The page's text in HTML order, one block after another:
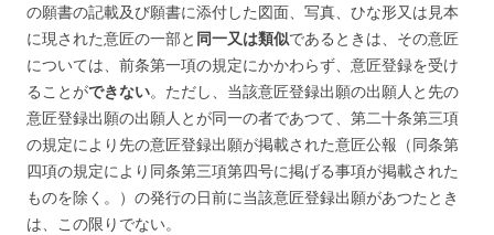
の願書の記載及び願書に添付した図面、写真、ひな形又は見本
に現された意匠の一部と 同一又は類似であるときは、その意匠
については、前条第一項の規定にかかわらず、意匠登録を受け
ることができない。 ただし、当該意匠登録出願の出願人と先の
意匠登録出願の出願人とが同一の者であつて、第二十条第三項
の規定により先の意匠登録出願が掲載された意匠公報（同条第
四項の規定により同条第三項第四号に掲げる事項が掲載された
ものを除く。）の発行の日前に当該意匠登録出願があつたとき
は、この限りでない。